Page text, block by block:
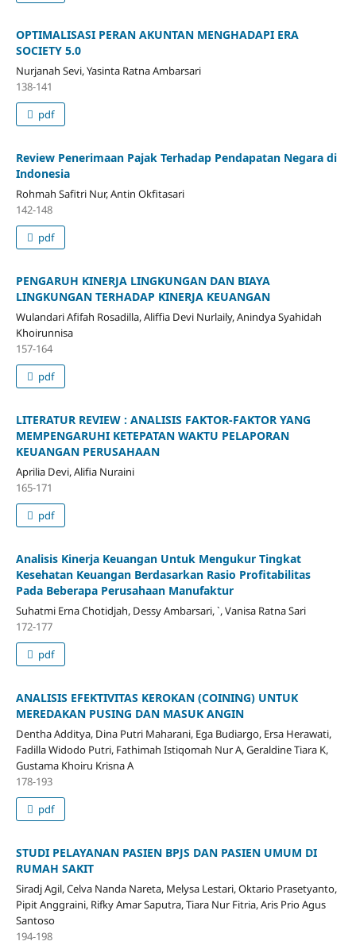
OPTIMALISASI PERAN AKUNTAN MENGHADAPI ERA
SOCIETY 5.0
Nurjanah Sevi, Yasinta Ratna Ambarsari
138-141
pdf
Review Penerimaan Pajak Terhadap Pendapatan Negara di
Indonesia
Rohmah Safitri Nur, Antin Okfitasari
142-148
pdf
PENGARUH KINERJA LINGKUNGAN DAN BIAYA
LINGKUNGAN TERHADAP KINERJA KEUANGAN
Wulandari Afifah Rosadilla, Aliffia Devi Nurlaily, Anindya Syahidah
Khoirunnisa
157-164
pdf
LITERATUR REVIEW : ANALISIS FAKTOR-FAKTOR YANG
MEMPENGARUHI KETEPATAN WAKTU PELAPORAN
KEUANGAN PERUSAHAAN
Aprilia Devi, Alifia Nuraini
165-171
pdf
Analisis Kinerja Keuangan Untuk Mengukur Tingkat
Kesehatan Keuangan Berdasarkan Rasio Profitabilitas
Pada Beberapa Perusahaan Manufaktur
Suhatmi Erna Chotidjah, Dessy Ambarsari, `, Vanisa Ratna Sari
172-177
pdf
ANALISIS EFEKTIVITAS KEROKAN (COINING) UNTUK
MEREDAKAN PUSING DAN MASUK ANGIN
Dentha Additya, Dina Putri Maharani, Ega Budiargo, Ersa Herawati,
Fadilla Widodo Putri, Fathimah Istiqomah Nur A, Geraldine Tiara K,
Gustama Khoiru Krisna A
178-193
pdf
STUDI PELAYANAN PASIEN BPJS DAN PASIEN UMUM DI
RUMAH SAKIT
Siradj Agil, Celva Nanda Nareta, Melysa Lestari, Oktario Prasetyanto,
Pipit Anggraini, Rifky Amar Saputra, Tiara Nur Fitria, Aris Prio Agus
Santoso
194-198